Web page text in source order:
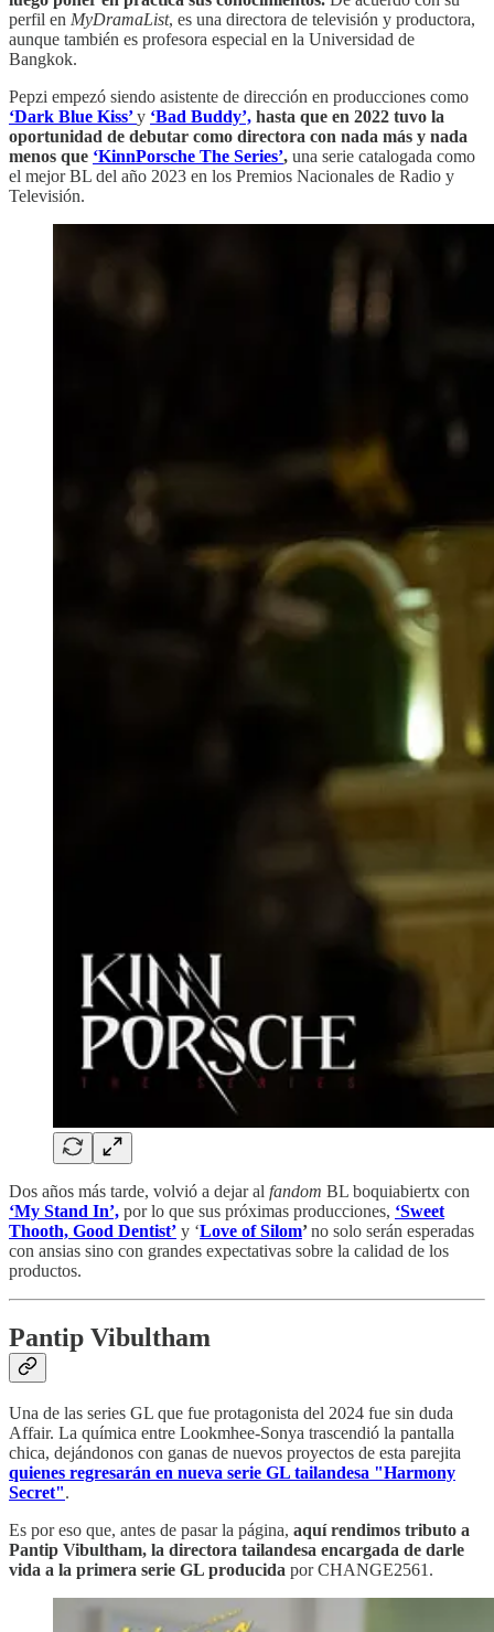
perfil en MyDramaList, es una directora de televisión y productora,
aunque también es profesora especial en la Universidad de
Bangkok.
Pepzi empezó siendo asistente de dirección en producciones como
‘Dark Blue Kiss’y ‘Bad Buddy’, hasta que en 2022 tuvo la
oportunidad de debutar como directora con nada más y nada
menos que ‘KinnPorsche The Series’, una serie catalogada como
el mejor BL del año 2023 en los Premios Nacionales de Radio y
Televisión.
Dos años más tarde, volvió a dejar al fandom BL boquiabiertx con
‘My Stand In’, por lo que sus próximas producciones, ‘Sweet
Thooth, Good Dentist’ y ‘Love of Silom’no solo serán esperadas
con ansias sino con grandes expectativas sobre la calidad de los
productos.
Pantip Vibultham
Una de las series GL que fue protagonista del 2024 fue sin duda
Affair. La química entre Lookmhee-Sonya trascendió la pantalla
chica, dejándonos con ganas de nuevos proyectos de esta parejita
quienes regresarán en nueva serie GL tailandesa "Harmony
Secret".
Es por eso que, antes de pasar la página, aquí rendimos tributo a
Pantip Vibultham, la directora tailandesa encargada de darle
vida a la primera serie GL producida por CHANGE2561.